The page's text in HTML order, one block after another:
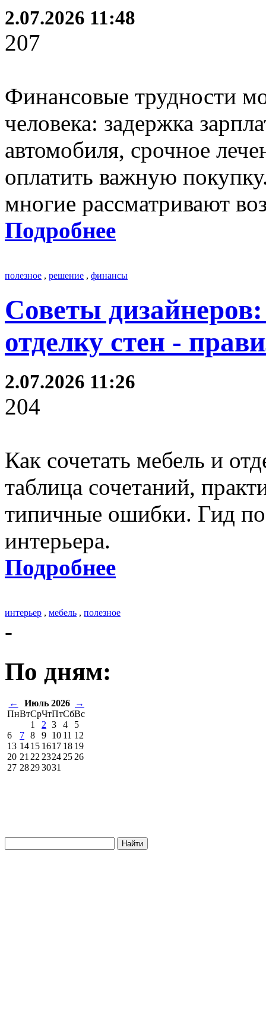
2.07.2026 11:48
207
Финансовые трудности
человека: задержка
автомобиля, срочное
оплатить важную
многие рассматривают
Подробнее
полезное , решение , финансы
Советы
отделку стен -
2.07.2026 11:26
204
Как сочетать мебель и
таблица сочетаний,
типичные ошибки. Гид
интерьера.
Подробнее
интерьер , мебель , полезное
-
По дням:
← Июль 2026
→
ПнВтСрЧтПтСбВс
1
2 3 4
5
6
7 8 9 10 11 12
13 1415 1617 18 19
20 21 22 2324 25 26
27 28293031